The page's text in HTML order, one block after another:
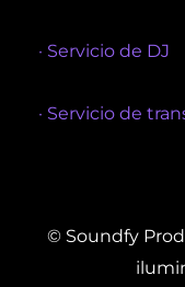
· Servicio de DJ
· Servicio de
© Soundfy